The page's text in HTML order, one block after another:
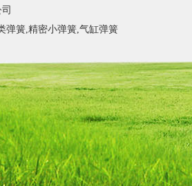
弹簧,精密小弹簧,气缸弹簧